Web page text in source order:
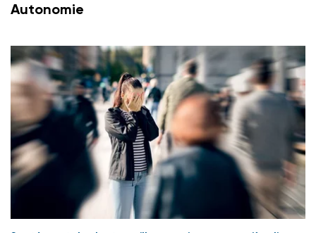
Autonomie